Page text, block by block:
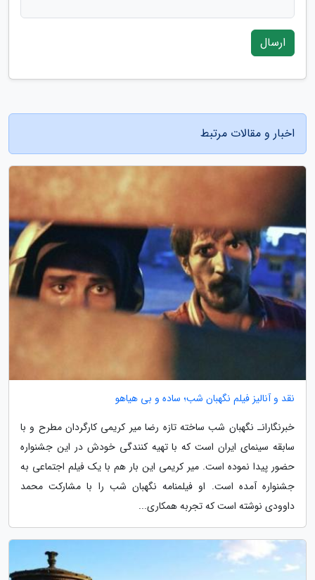
ارسال
اخبار و مقالات مرتبط
نقد و آنالیز فیلم نگهبان شب؛ ساده و بی هیاهو
خبرنگارانـ نگهبان شب ساخته تازه رضا میر کریمی کارگردان مطرح و با
سابقه سینمای ایران است که با تهیه کنندگی خودش در این جشنواره
حضور پیدا نموده است. میر کریمی این بار هم با یک فیلم اجتماعی به
جشنواره آمده است. او فیلمنامه نگهبان شب را با مشارکت محمد
داوودی نوشته است که تجربه همکاری...